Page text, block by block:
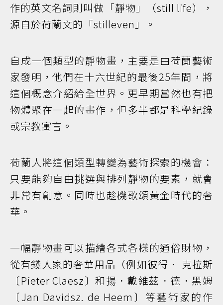
作的英文名詞則叫做「靜物」（still life），
源自於荷蘭文的「stilleven」。
自成一個類型的靜物畫，主要是由荷蘭藝術
家發明，他們在十六世紀的最後25年間，將
這個概念介紹給全世界。更早期當然也有把
物體聚在一起的畫作，但多半都是科學紀錄
或宗教寓言。
荷蘭人將這個類型轉變為藝術探索的機會：
只要能夠自由挑選與排列靜物的要素，就會
非常有創意。同時也趁機歌頌黃金時代的奢
華。
一幅靜物畫可以描繪各式各樣的通俗財物，
從有錢人家的奢華用品（例如彼得． 克拉斯
〔Pieter Claesz〕和揚．戴維茲．德．黑姆
〔Jan Davidsz. de Heem〕等藝術家的作